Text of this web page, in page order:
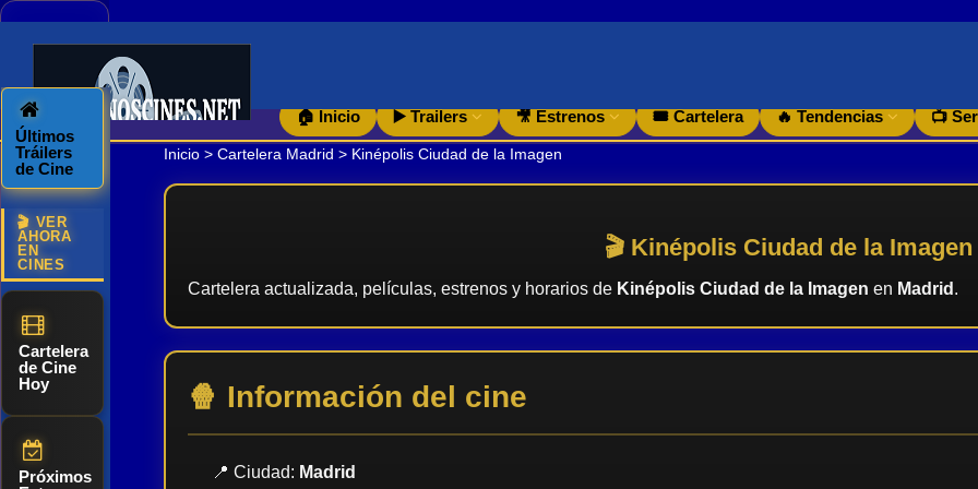
Últimos
Tráilers
de Cine
🎬 VER
AHORA
EN
CINES
Cartelera
de Cine
Hoy
Próximos
🏠 Inicio ▶️ Trailers 🎥 Estrenos 🎟️ Cartelera 🔥 Tendencias 📺
Inicio > Cartelera Madrid > Kinépolis Ciudad de la Imagen
🎬 Kinépolis Ciudad de la Imagen
Cartelera actualizada, películas, estrenos y horarios de Kinépolis Ciudad de la Imagen en Madrid .
🍿 Información del cine
📍 Ciudad: Madrid